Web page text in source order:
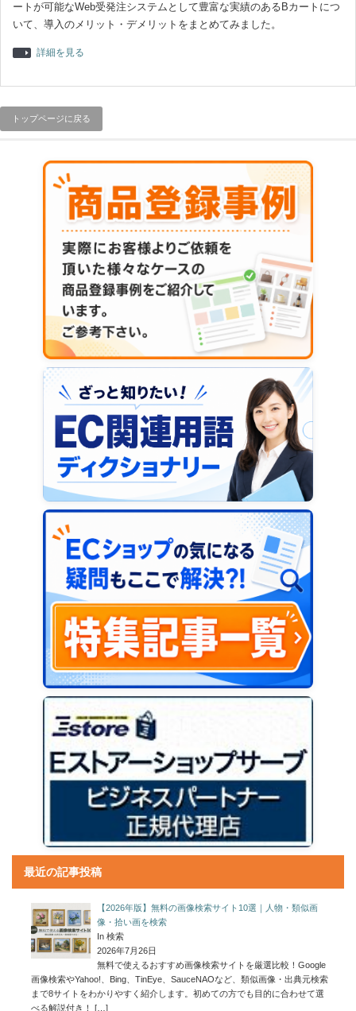
ートが可能なWeb受発注システムとして豊富な実績のあるBカートにつ
いて、導入のメリット・デメリットをまとめてみました。
詳細を見る
トップページに戻る
最近の記事投稿
【2026年版】無料の画像検索サイト10選｜人物・類似画
像・拾い画を検索
In 検索
2026年7月26日
無料で使えるおすすめ画像検索サイトを厳選比較！Google
画像検索やYahoo!、Bing、TinEye、SauceNAOなど、類似画像・出典元検索
まで8サイトをわかりやすく紹介します。初めての方でも目的に合わせて選
べる解説付き！
[…]